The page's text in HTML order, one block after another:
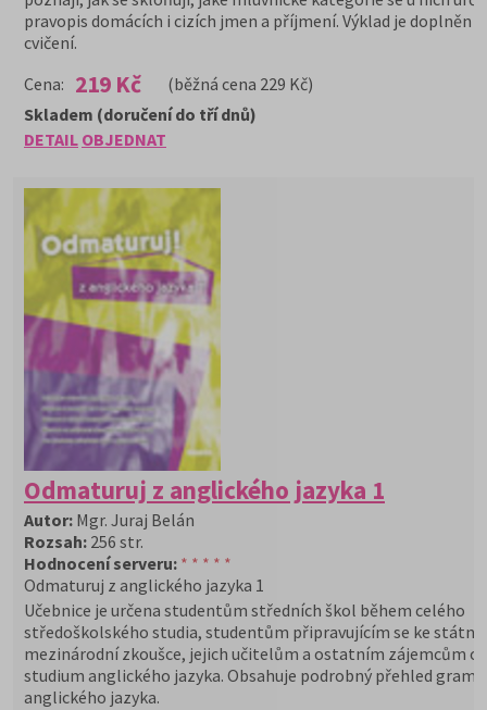
pravopis domácích i cizích jmen a příjmení. Výklad je doplněn
cvičení.
Cena: 219 Kč (běžná cena 229 Kč)
DETAIL OBJEDNAT
Skladem (doručení do tří dnů)
Odmaturuj z anglického jazyka 1
Autor: Mgr. Juraj Belán
Rozsah: 256 str.
Hodnocení serveru: * * * * *
Odmaturuj z anglického jazyka 1
Učebnice je určena studentům středních škol během celého
středoškolského studia, studentům připravujícím se ke státní
mezinárodní zkoušce, jejich učitelům a ostatním zájemcům o
studium anglického jazyka. Obsahuje podrobný přehled
anglického jazyka.